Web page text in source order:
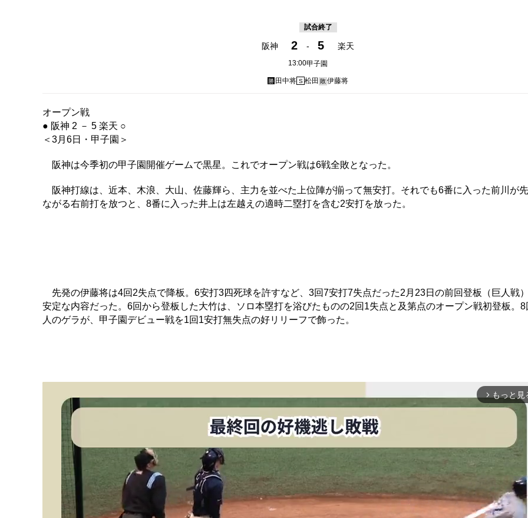
試合終了
阪神 2 - 5 楽天
13:00甲子園
勝 田中将 S 松田 敗伊藤将
オープン戦
● 阪神 2 － 5 楽天 ○
＜3月6日・甲子園＞
阪神は今季初の甲子園開催ゲームで黒星。これでオープン戦は6戦全敗となった。
阪神打線は、近本、木浪、大山、佐藤輝ら、主力を並べた上位陣が揃って無安打。それでも6番に入った前川が
ながる右前打を放つと、8番に入った井上は左越えの適時二塁打を含む2安打を放った。
先発の伊藤将は4回2失点で降板。6安打3四死球を許すなど、3回7安打7失点だった2月23日の前回登板（巨人戦
安定な内容だった。6回から登板した大竹は、ソロ本塁打を浴びたものの2回1失点と及第点のオープン戦初登板。
人のゲラが、甲子園デビュー戦を1回1安打無失点の好リリーフで飾った。
arrow_forward_ios もっと見